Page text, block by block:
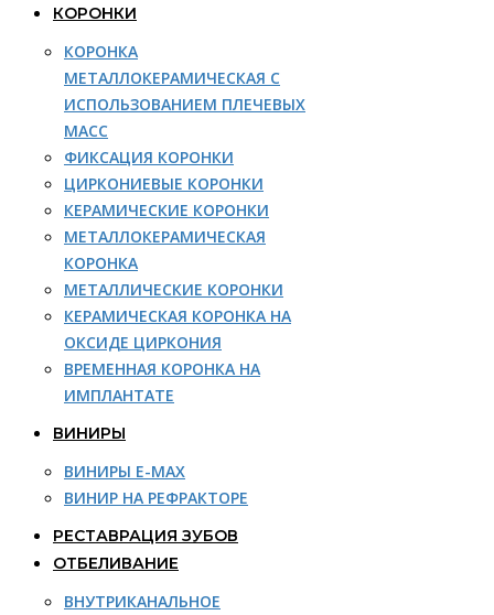
КОРОНКИ
КОРОНКА
МЕТАЛЛОКЕРАМИЧЕСКАЯ С
ИСПОЛЬЗОВАНИЕМ ПЛЕЧЕВЫХ
МАСС
ФИКСАЦИЯ КОРОНКИ
ЦИРКОНИЕВЫЕ КОРОНКИ
КЕРАМИЧЕСКИЕ КОРОНКИ
МЕТАЛЛОКЕРАМИЧЕСКАЯ
КОРОНКА
МЕТАЛЛИЧЕСКИЕ КОРОНКИ
КЕРАМИЧЕСКАЯ КОРОНКА НА
ОКСИДЕ ЦИРКОНИЯ
ВРЕМЕННАЯ КОРОНКА НА
ИМПЛАНТАТЕ
ВИНИРЫ
ВИНИРЫ E-MAX
ВИНИР НА РЕФРАКТОРЕ
РЕСТАВРАЦИЯ ЗУБОВ
ОТБЕЛИВАНИЕ
ВНУТРИКАНАЛЬНОЕ